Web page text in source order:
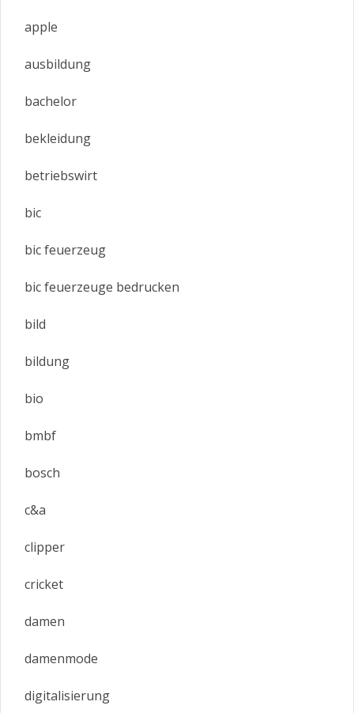
apple
ausbildung
bachelor
bekleidung
betriebswirt
bic
bic feuerzeug
bic feuerzeuge bedrucken
bild
bildung
bio
bmbf
bosch
c&a
clipper
cricket
damen
damenmode
digitalisierung